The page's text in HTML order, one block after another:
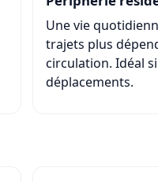
Une vie
trajets plus
circulation. Idéal
déplacements.